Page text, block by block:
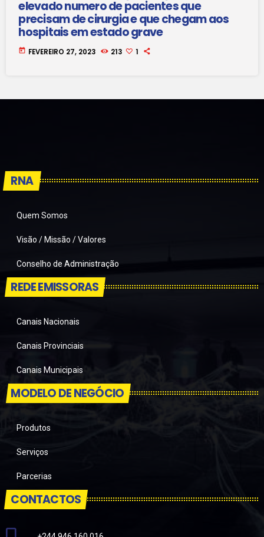
elevado numero de pacientes que
precisam de cirurgia e que chegam aos
hospitais em estado grave
today FEVEREIRO 27, 2023 213 1
RNA
Quem Somos
Visão / Missão / Valores
Conselho de Administração
REDE EMISSORAS
Canais Nacionais
Canais Provinciais
Canais Municipais
MODELO DE NEGÓCIO
Produtos
Serviços
Parcerias
CONTACTOS